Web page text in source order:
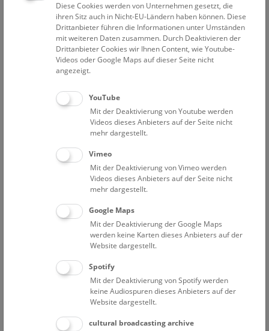
Ichthyologische
Sammlung
Bettina RIEDEL
bettina.riedel@nhm.at
Herpetologische
Sammlung
Georg GASSNER
georg.gassner@nhm.at
Ornithologische
hans-martin.berg@nhm.at
Mammalia-
II. Zoologische Abteilung (Insekten)
Hymenopteren-Sammlung
Mag. Dominique ZIMMERMANN
Dr. Alexssandro CAMARGO
Diese Cookies werden von Unternehmen gesetzt, die
ihren Sitz auch in Nicht-EU-Ländern haben können. Diese
Drittanbieter führen die Informationen unter Umständen
mit weiteren Daten zusammen. Durch Deaktivieren der
Drittanbieter Cookies wir Ihnen Content, wie Youtube-
Videos oder Google Maps auf dieser Seite nicht
angezeigt.
YouTube
Mit der Deaktivierung von Youtube werden
Videos dieses Anbieters auf der Seite nicht
mehr dargestellt.
Vimeo
Mit der Deaktivierung von Vimeo werden
Videos dieses Anbieters auf der Seite nicht
mehr dargestellt.
Google Maps
Mit der Deaktivierung der Google Maps
werden keine Karten dieses Anbieters auf der
Website dargestellt.
Spotify
Mit der Deaktivierung von Spotify werden
keine Audiospuren dieses Anbieters auf der
Website dargestellt.
cultural broadcasting archive